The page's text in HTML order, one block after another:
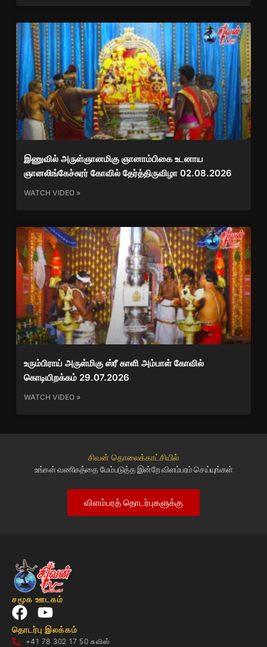
இணுவில் அருள்ஞானமிகு ஞானாம்பிகை உடனாய
ஞானலிங்கேச்சுரர் கோவில் தேர்த்திருவிழா 02.08.2026
WATCH VIDEO »
உரும்பிராய் அருள்மிகு ஸ்ரீ காளி அம்பாள் கோவில்
கொடியிறக்கம் 29.07.2026
WATCH VIDEO »
சிவன் தொலைக்காட்சியில்
உங்கள் வணிகத்தை மேம்படுத்த இன்றே விளம்பரம் செய்யுங்கள்
விளம்பரத் தொடர்புகளுக்கு
சமூக ஊடகம்
தொடர்பு இலக்கம்
+41 78 302 17 50 சுவிஸ்